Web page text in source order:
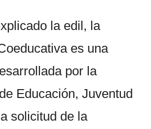
la edil, la
es una
por la
Educación, Juventud
solicitud de la